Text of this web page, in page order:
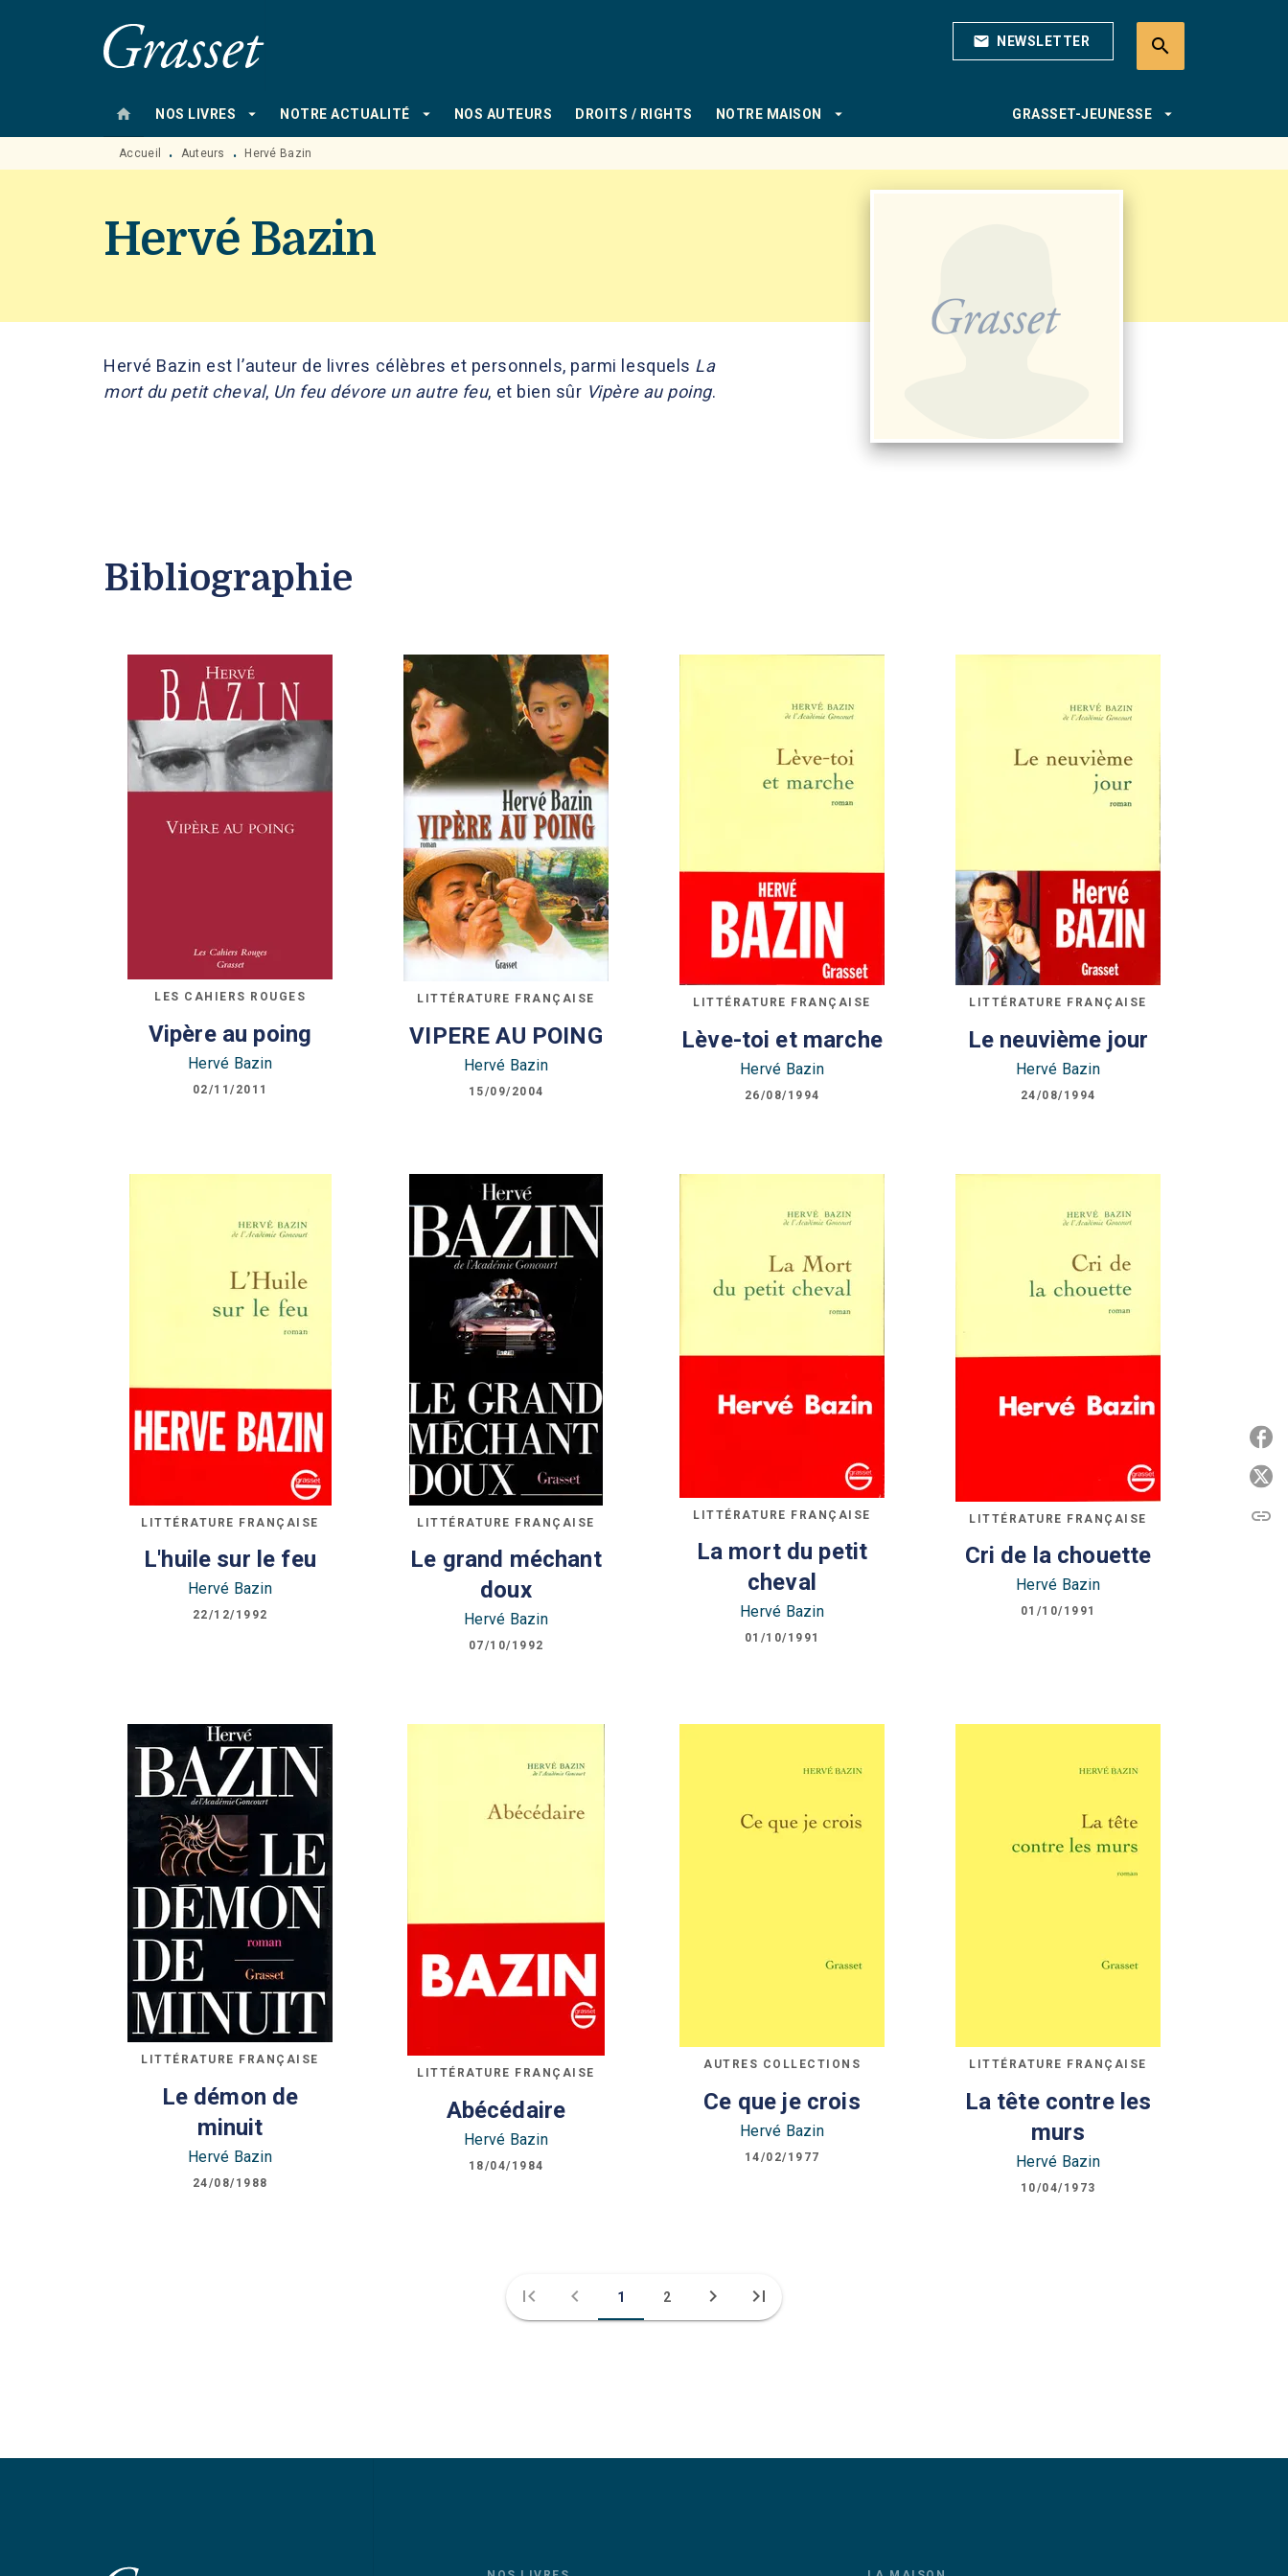
MENU RECHERCHE mail NEWSLETTER search
home NOS LIVRES arrow_drop_down NOTRE ACTUALITÉ arrow_drop_down NOS AUTEURS DROITS / RIGHTS NOTRE MAISON arrow_drop_down GRASSET-JEUNESSE arrow_drop_down
Accueil • Auteurs • Hervé Bazin
Hervé Bazin
Hervé Bazin est l’auteur de livres célèbres et personnels, parmi lesquels La
mort du petit cheval, Un feu dévore un autre feu, et bien sûr Vipère au poing.
Bibliographie
LES CAHIERS ROUGES
Vipère au poing
Hervé Bazin
02/11/2011
LITTÉRATURE FRANÇAISE
VIPERE AU POING
Hervé Bazin
15/09/2004
LITTÉRATURE FRANÇAISE
Lève-toi et marche
Hervé Bazin
26/08/1994
LITTÉRATURE FRANÇAISE
Le neuvième jour
Hervé Bazin
24/08/1994
LITTÉRATURE FRANÇAISE
L'huile sur le feu
Hervé Bazin
22/12/1992
LITTÉRATURE FRANÇAISE
Le grand méchant
doux
Hervé Bazin
07/10/1992
LITTÉRATURE FRANÇAISE
La mort du petit
cheval
Hervé Bazin
01/10/1991
LITTÉRATURE FRANÇAISE
Cri de la chouette
Hervé Bazin
01/10/1991
LITTÉRATURE FRANÇAISE
Le démon de
minuit
Hervé Bazin
24/08/1988
LITTÉRATURE FRANÇAISE
Abécédaire
Hervé Bazin
18/04/1984
AUTRES COLLECTIONS
Ce que je crois
Hervé Bazin
14/02/1977
LITTÉRATURE FRANÇAISE
La tête contre les
murs
Hervé Bazin
10/04/1973
first_page chevron_left 1 2 chevron_right last_page
link